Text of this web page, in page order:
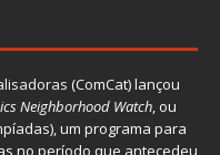
(ComCat) lançou
Neighborhood Watch, ou
um programa para